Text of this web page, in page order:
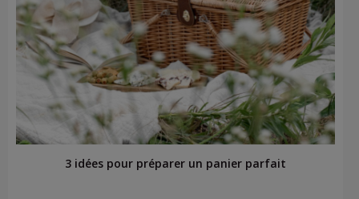
3 idées pour préparer un panier parfait